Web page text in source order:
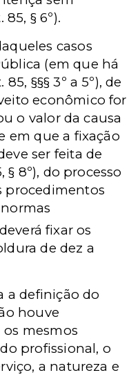
§ 6º).
casos
(em que há
§§§ 3º a 5º), de
econômico for
o valor da causa
em que a fixação
ser feita de
8º), do processo
procedimentos
fixar os
de dez a
a definição do
houve
mesmos
profissional, o
a natureza e